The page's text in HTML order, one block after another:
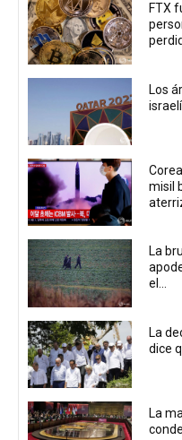
FTX
Los
misil
La
el...
La
dice
La